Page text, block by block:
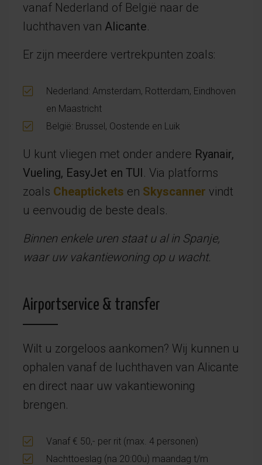
vanaf Nederland of België naar de
luchthaven van Alicante.
Er zijn meerdere vertrekpunten zoals:
Nederland: Amsterdam, Rotterdam, Eindhoven
en Maastricht
België: Brussel, Oostende en Luik
U kunt vliegen met onder andere Ryanair,
Vueling, EasyJet en TUI. Via platforms
zoals Cheaptickets en Skyscanner vindt
u eenvoudig de beste deals.
Binnen enkele uren staat u al in Spanje,
waar uw vakantiewoning op u wacht.
Airportservice & transfer
Wilt u zorgeloos aankomen? Wij kunnen u
ophalen vanaf de luchthaven van Alicante
en direct naar uw vakantiewoning
brengen.
Vanaf € 50,- per rit (max. 4 personen)
Nachttoeslag (na 20:00u) maandag t/m